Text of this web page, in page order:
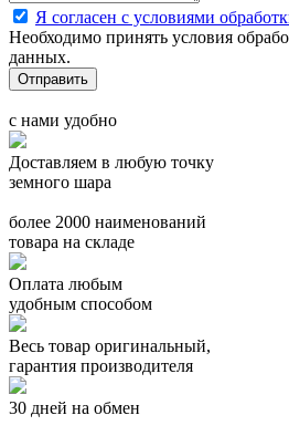
Я согласен с условиями
Необходимо принять условия
данных.
с нами удобно
Доставляем в любую точку
земного шара
более 2000 наименований
товара на складе
Оплата любым
удобным способом
Весь товар оригинальный,
гарантия производителя
30 дней на обмен